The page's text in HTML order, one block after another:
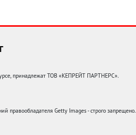
принадлежат ТОВ «КЕПРЕЙТ ПАРТНЕРС».
правообладателя Getty Images - строго запрещено.